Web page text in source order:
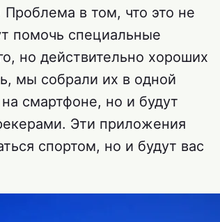
в том, что это не
помочь специальные
но действительно хороших
мы собрали их в одной
смартфоне, но и будут
Эти приложения
спортом, но и будут вас